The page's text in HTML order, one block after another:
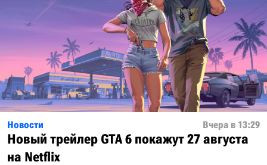
Новости Вчера в 13:29
Новый трейлер GTA 6 покажут 27 августа
на Netflix